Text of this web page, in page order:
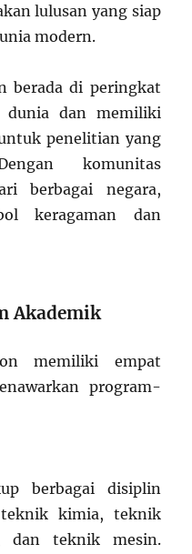
lulusan yang siap
modern.
berada di peringkat
dunia dan memiliki
penelitian yang
komunitas
berbagai negara,
keragaman dan
Akademik
memiliki empat
program-
berbagai disiplin
kimia, teknik
dan teknik mesin.